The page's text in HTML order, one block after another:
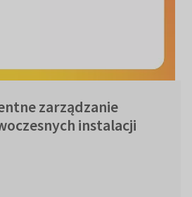
zarządzanie
instalacji